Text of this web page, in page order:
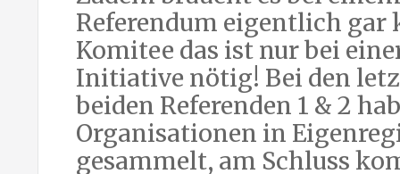
Referendum eigentlich gar
Komitee das ist nur bei
Initiative nötig! Bei den
beiden Referenden 1 & 2
Organisationen in
gesammelt, am Schluss